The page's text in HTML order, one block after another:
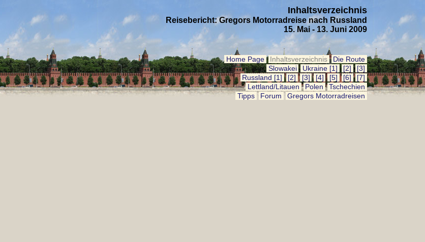
Inhaltsverzeichnis
Reisebericht: Gregor s Motorrad reise nach Russland
15. Mai - 13. Juni 2009
Home Page Inhaltsverzeichnis
Die Route
Slowakei
Ukraine [1] [2]
[3]
Russland [1]
[2] [3] [4] [5] [6]
[7]
Lettland/Litauen
Polen
Tschechien
Tipps
Forum Gregors Motorrad reisen